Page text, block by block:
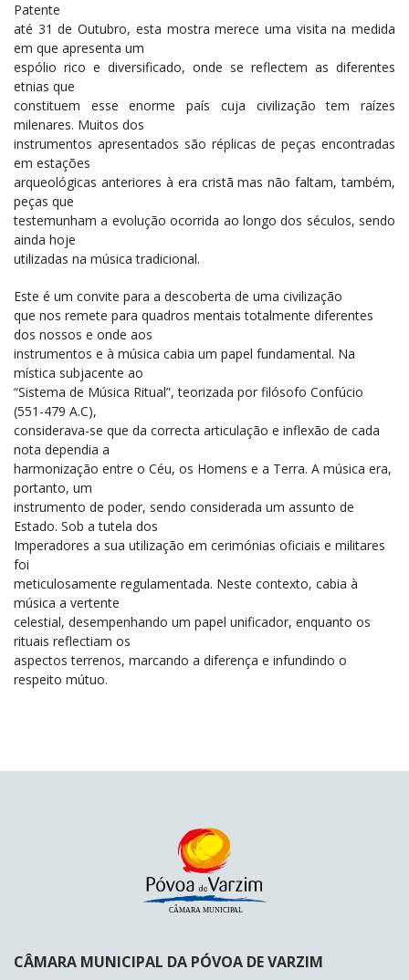
Patente
até 31 de Outubro, esta mostra merece uma visita na medida
em que apresenta um
espólio rico e diversificado, onde se reflectem as diferentes
etnias que
constituem esse enorme país cuja civilização tem raízes
milenares. Muitos dos
instrumentos apresentados são réplicas de peças encontradas
em estações
arqueológicas anteriores à era cristã mas não faltam, também,
peças que
testemunham a evolução ocorrida ao longo dos séculos, sendo
ainda hoje
utilizadas na música tradicional.
Este é um convite para a descoberta de uma civilização
que nos remete para quadros mentais totalmente diferentes
dos nossos e onde aos
instrumentos e à música cabia um papel fundamental. Na
mística subjacente ao
“Sistema de Música Ritual”, teorizada por filósofo Confúcio
(551-479 A.C),
considerava-se que da correcta articulação e inflexão de cada
nota dependia a
harmonização entre o Céu, os Homens e a Terra. A música era,
portanto, um
instrumento de poder, sendo considerada um assunto de
Estado. Sob a tutela dos
Imperadores a sua utilização em cerimónias oficiais e militares
foi
meticulosamente regulamentada. Neste contexto, cabia à
música a vertente
celestial, desempenhando um papel unificador, enquanto os
rituais reflectiam os
aspectos terrenos, marcando a diferença e infundindo o
respeito mútuo.
CÂMARA MUNICIPAL DA PÓVOA DE VARZIM